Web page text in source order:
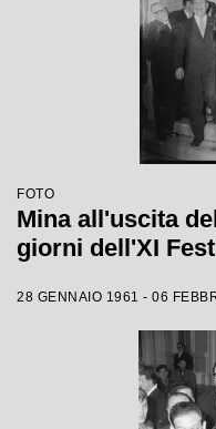
FOTO
Mina all'uscita
giorni dell'XI
28 GENNAIO 1961 - 06